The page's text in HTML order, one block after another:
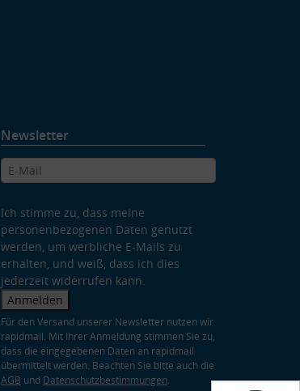
Newsletter
Ich stimme zu, dass meine
personenbezogenen Daten genutzt
werden, um werbliche E-Mails zu
erhalten, und weiß, dass ich dies
jederzeit widerrufen kann.
Anmelden
Für den Versand unserer Newsletter nutzen wir
rapidmail. Mit Ihrer Anmeldung stimmen Sie zu,
dass die eingegebenen Daten an rapidmail
übermittelt werden. Beachten Sie bitte auch die
AGB und Datenschutzbestimmungen.